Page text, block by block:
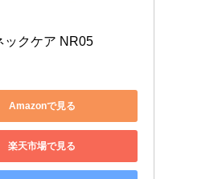
ックケア NR05
Amazonで見る
楽天市場で見る